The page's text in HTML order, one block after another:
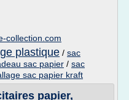
collection.com
plastique / sac
sac papier / sac
sac papier kraft
papier,